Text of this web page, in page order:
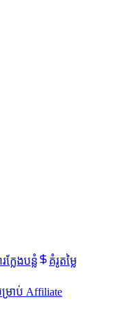
ក្លែងបន្លំ
គំរូតម្លៃ
រាប់ Affiliate